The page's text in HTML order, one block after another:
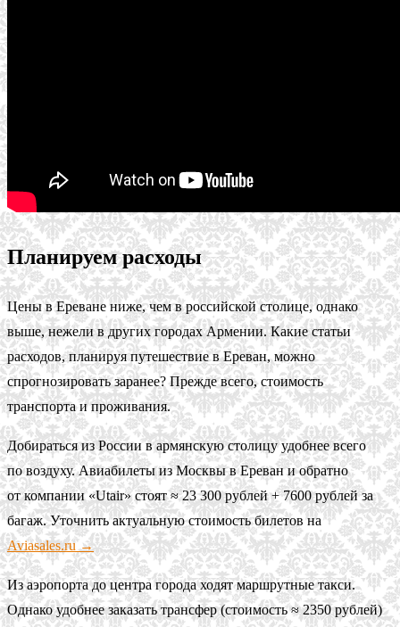
Планируем расходы
Цены в Ереване ниже, чем в российской столице, однако
выше, нежели в других городах Армении. Какие статьи
расходов, планируя путешествие в Ереван, можно
спрогнозировать заранее? Прежде всего, стоимость
транспорта и проживания.
Добираться из России в армянскую столицу удобнее всего
по воздуху. Авиабилеты из Москвы в Ереван и обратно
от компании «Utair» стоят ≈ 23 300 рублей + 7600 рублей за
багаж. Уточнить актуальную стоимость билетов на
Aviasales.ru →
Из аэропорта до центра города ходят маршрутные такси.
Однако удобнее заказать трансфер (стоимость ≈ 2350 рублей)